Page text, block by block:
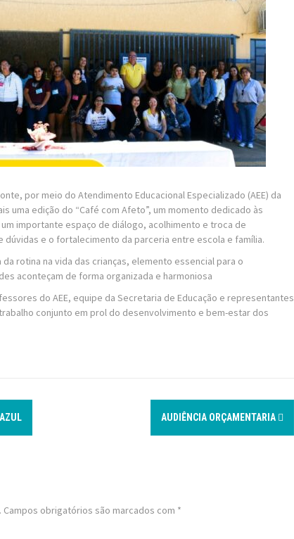
por meio do Atendimento Educacional Especializado (AEE) da
uma edição do “Café com Afeto”, um momento dedicado às
importante espaço de diálogo, acolhimento e troca de
e o fortalecimento da parceria entre escola e família.
rotina na vida das crianças, elemento essencial para o
aconteçam de forma organizada e harmoniosa
do AEE, equipe da Secretaria de Educação e representantes
conjunto em prol do desenvolvimento e bem-estar dos
AUDIÊNCIA ORÇAMENTARIA
Campos obrigatórios são marcados com *